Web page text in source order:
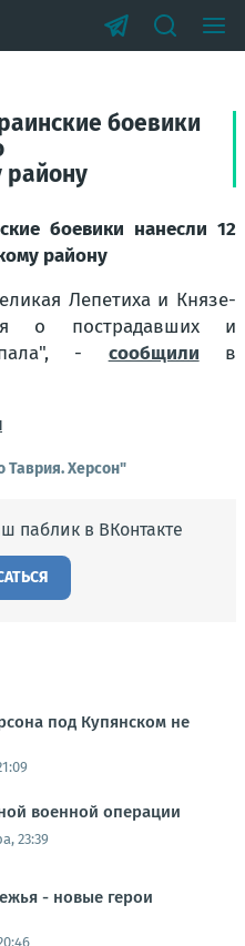
боевики
району
боевики нанесли 12
району
Лепетиха и Князе-
о пострадавших и
, - сообщили в
Таврия. Херсон"
паблик в ВКонтакте
под Купянском не
военной операции
23:39
- новые герои